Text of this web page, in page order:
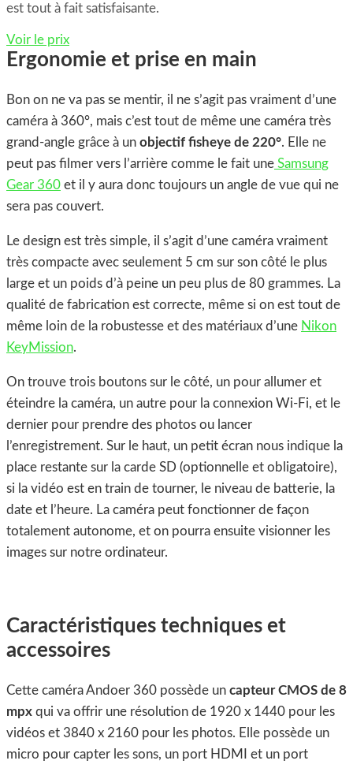
est tout à fait satisfaisante.
Voir le prix
Ergonomie et prise en main
Bon on ne va pas se mentir, il ne s’agit pas vraiment d’une
caméra à 360°, mais c’est tout de même une caméra très
grand-angle grâce à un objectif fisheye de 220°. Elle ne
peut pas filmer vers l’arrière comme le fait une Samsung
Gear 360 et il y aura donc toujours un angle de vue qui ne
sera pas couvert.
Le design est très simple, il s’agit d’une caméra vraiment
très compacte avec seulement 5 cm sur son côté le plus
large et un poids d’à peine un peu plus de 80 grammes. La
qualité de fabrication est correcte, même si on est tout de
même loin de la robustesse et des matériaux d’une Nikon
KeyMission.
On trouve trois boutons sur le côté, un pour allumer et
éteindre la caméra, un autre pour la connexion Wi-Fi, et le
dernier pour prendre des photos ou lancer
l’enregistrement. Sur le haut, un petit écran nous indique la
place restante sur la carde SD (optionnelle et obligatoire),
si la vidéo est en train de tourner, le niveau de batterie, la
date et l’heure. La caméra peut fonctionner de façon
totalement autonome, et on pourra ensuite visionner les
images sur notre ordinateur.
Caractéristiques techniques et
accessoires
Cette caméra Andoer 360 possède un capteur CMOS de 8
mpx qui va offrir une résolution de 1920 x 1440 pour les
vidéos et 3840 x 2160 pour les photos. Elle possède un
micro pour capter les sons, un port HDMI et un port